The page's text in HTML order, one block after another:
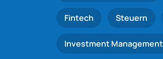
Fintech Steuern
Investment Management